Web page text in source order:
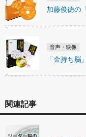
加藤俊徳の
音声・映像
「金持ち脳
関連記事